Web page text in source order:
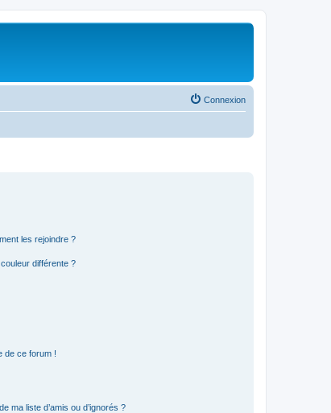
Connexion
les rejoindre ?
différente ?
de ce forum !
ma liste d’amis ou d’ignorés ?